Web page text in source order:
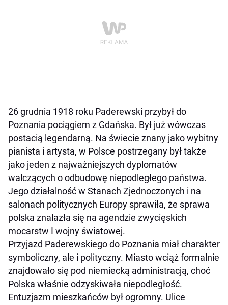
26 grudnia 1918 roku Paderewski przybył do
Poznania pociągiem z Gdańska. Był już wówczas
postacią legendarną. Na świecie znany jako wybitny
pianista i artysta, w Polsce postrzegany był także
jako jeden z najważniejszych dyplomatów
walczących o odbudowę niepodległego państwa.
Jego działalność w Stanach Zjednoczonych i na
salonach politycznych Europy sprawiła, że sprawa
polska znalazła się na agendzie zwycięskich
mocarstw I wojny światowej.
Przyjazd Paderewskiego do Poznania miał charakter
symboliczny, ale i polityczny. Miasto wciąż formalnie
znajdowało się pod niemiecką administracją, choć
Polska właśnie odzyskiwała niepodległość.
Entuzjazm mieszkańców był ogromny. Ulice